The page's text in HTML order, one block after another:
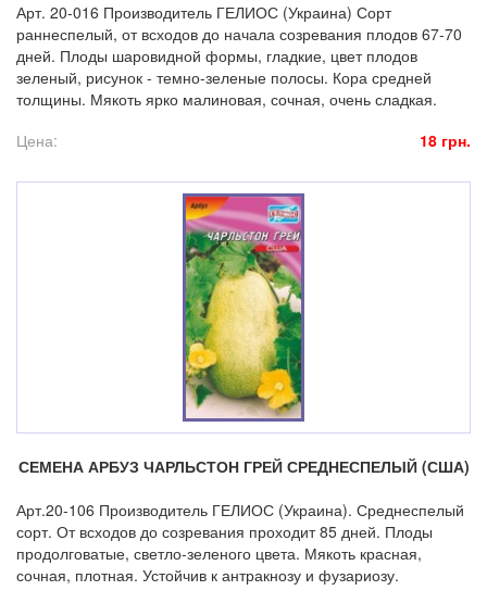
Арт. 20-016 Производитель ГЕЛИОС (Украина) Сорт
раннеспелый, от всходов до начала созревания плодов 67-70
дней. Плоды шаровидной формы, гладкие, цвет плодов
зеленый, рисунок - темно-зеленые полосы. Кора средней
толщины. Мякоть ярко малиновая, сочная, очень сладкая.
Цена:
18 грн.
СЕМЕНА АРБУЗ ЧАРЛЬСТОН ГРЕЙ СРЕДНЕСПЕЛЫЙ (США)
Арт.20-106 Производитель ГЕЛИОС (Украина). Среднеспелый
сорт. От всходов до созревания проходит 85 дней. Плоды
продолговатые, светло-зеленого цвета. Мякоть красная,
сочная, плотная. Устойчив к антракнозу и фузариозу.